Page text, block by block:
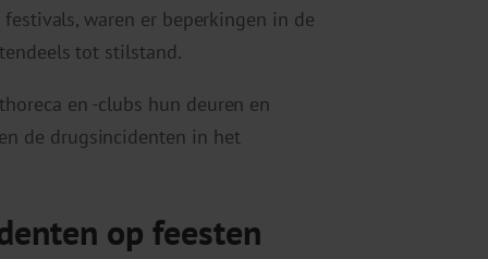
om
verlagen.
waren er beperkingen in de
tot stilstand.
en -clubs hun deuren en
de drugsincidenten in het
op feesten